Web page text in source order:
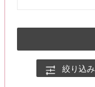
絞り込み